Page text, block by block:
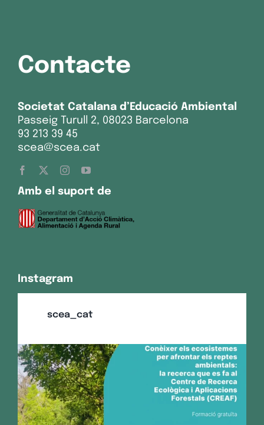
Contacte
Societat Catalana d’Educació Ambiental
Passeig Turull 2, 08023 Barcelona
93 213 39 45
scea@scea.cat
Amb el suport de
Instagram
scea_cat